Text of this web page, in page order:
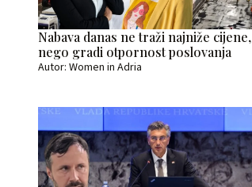
Nabava danas ne traži najniže cijene,
nego gradi otpornost poslovanja
Autor: Women in Adria